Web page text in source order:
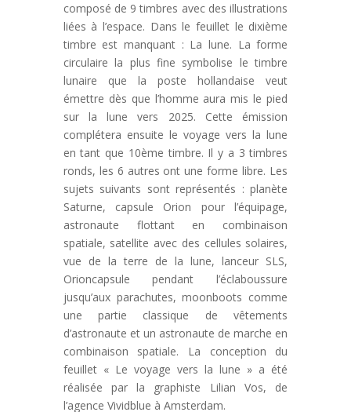
composé de 9 timbres avec des illustrations
liées à l’espace. Dans le feuillet le dixième
timbre est manquant : La lune. La forme
circulaire la plus fine symbolise le timbre
lunaire que la poste hollandaise veut
émettre dès que l’homme aura mis le pied
sur la lune vers 2025. Cette émission
complétera ensuite le voyage vers la lune
en tant que 10ème timbre. Il y a 3 timbres
ronds, les 6 autres ont une forme libre. Les
sujets suivants sont représentés : planète
Saturne, capsule Orion pour l’équipage,
astronaute flottant en combinaison
spatiale, satellite avec des cellules solaires,
vue de la terre de la lune, lanceur SLS,
Orioncapsule pendant l’éclaboussure
jusqu’aux parachutes, moonboots comme
une partie classique de vêtements
d’astronaute et un astronaute de marche en
combinaison spatiale. La conception du
feuillet « Le voyage vers la lune » a été
réalisée par la graphiste Lilian Vos, de
l’agence Vividblue à Amsterdam.